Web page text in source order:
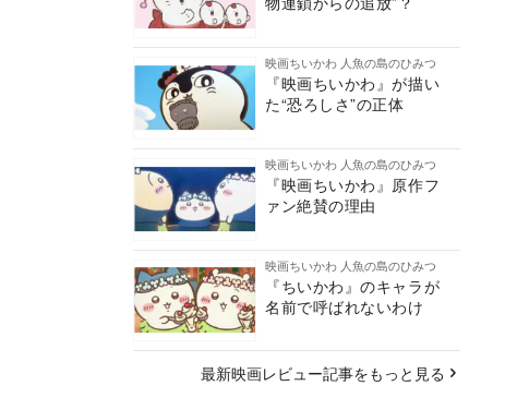
映画ちいかわ 人魚の島のひみつ
『映画ちいかわ』が描い
た“恐ろしさ”の正体
映画ちいかわ 人魚の島のひみつ
『映画ちいかわ』原作フ
ァン絶賛の理由
映画ちいかわ 人魚の島のひみつ
『ちいかわ』のキャラが
名前で呼ばれないわけ
最新映画レビュー記事をもっと見る